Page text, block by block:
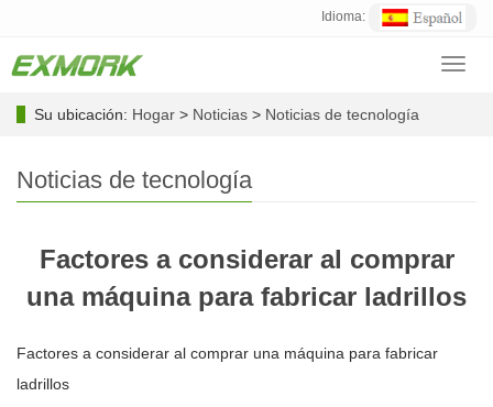
Idioma:
Su ubicación: Hogar > Noticias > Noticias de tecnología
Noticias de tecnología
Factores a considerar al comprar
una máquina para fabricar ladrillos
Factores a considerar al comprar una máquina para fabricar
ladrillos